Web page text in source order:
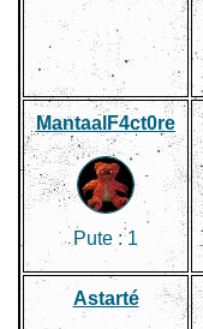
MantaalF4ct0re
Pute :1
Astarté